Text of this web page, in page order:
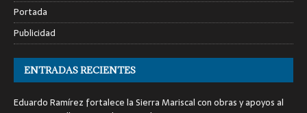
Portada
Publicidad
ENTRADAS RECIENTES
Eduardo Ramírez fortalece la Sierra Mariscal con obras y apoyos al